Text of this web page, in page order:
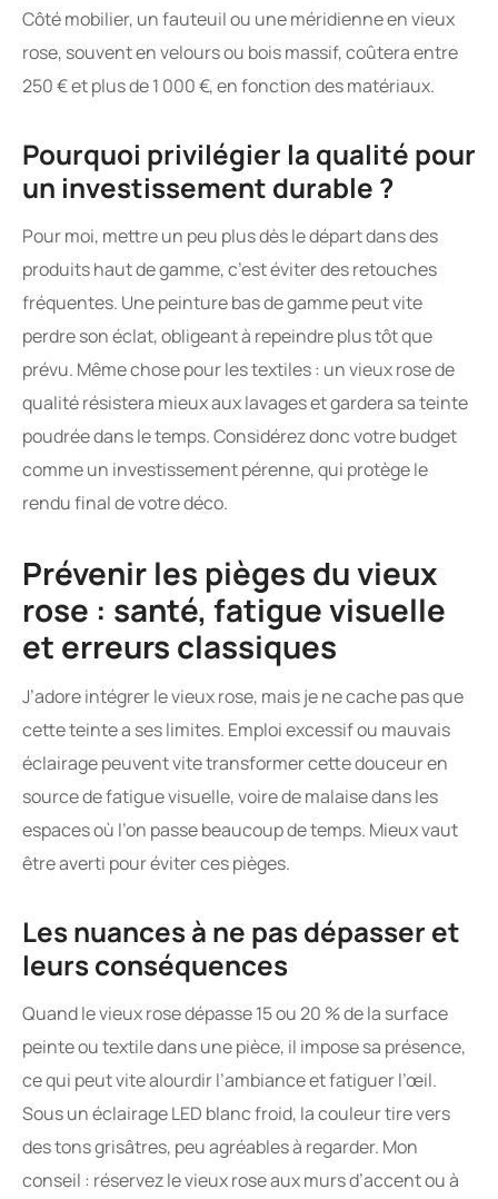
Côté mobilier, un fauteuil ou une méridienne en vieux
rose, souvent en velours ou bois massif, coûtera entre
250 € et plus de 1 000 €, en fonction des matériaux.
Pourquoi privilégier la qualité pour
un investissement durable ?
Pour moi, mettre un peu plus dès le départ dans des
produits haut de gamme, c’est éviter des retouches
fréquentes. Une peinture bas de gamme peut vite
perdre son éclat, obligeant à repeindre plus tôt que
prévu. Même chose pour les textiles : un vieux rose de
qualité résistera mieux aux lavages et gardera sa teinte
poudrée dans le temps. Considérez donc votre budget
comme un investissement pérenne, qui protège le
rendu final de votre déco.
Prévenir les pièges du vieux
rose : santé, fatigue visuelle
et erreurs classiques
J’adore intégrer le vieux rose, mais je ne cache pas que
cette teinte a ses limites. Emploi excessif ou mauvais
éclairage peuvent vite transformer cette douceur en
source de fatigue visuelle, voire de malaise dans les
espaces où l’on passe beaucoup de temps. Mieux vaut
être averti pour éviter ces pièges.
Les nuances à ne pas dépasser et
leurs conséquences
Quand le vieux rose dépasse 15 ou 20 % de la surface
peinte ou textile dans une pièce, il impose sa présence,
ce qui peut vite alourdir l’ambiance et fatiguer l’œil.
Sous un éclairage LED blanc froid, la couleur tire vers
des tons grisâtres, peu agréables à regarder. Mon
conseil : réservez le vieux rose aux murs d’accent ou à